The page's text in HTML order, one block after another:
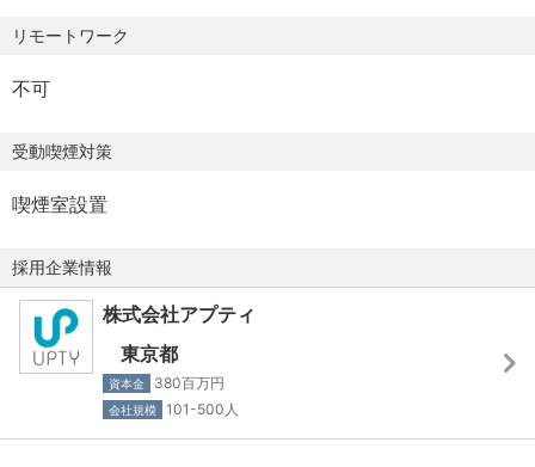
現在、カジュアル面談や会社説明会を含む採用活動は代表
まり・育ち・定着する仕組み」をつくっていただくのが、
このポジションの最大のミッションです。
大きいポジションです。
【担当いただく領域】
グループ人事を本社で統括する立場として、以下を一元的
に設計・運用していただきます。
・採用：グループ採用戦略の立案、選考設計、代表が担う
・役職⼿当
・家族⼿当
――充実した⼿当も働く安⼼に繋がっています！
【各種制度】
・MVP表彰制度
・社内懇親会補助制度
・成績優秀者⾷事会
【福利厚生】
の経験
知識
※当社には下記のような人間はいないため、大変恐れ入りま
すが、下記のような方のご応募はご遠慮ください。
【求めていない人物像】
・斜に構えている人
・シニカルな人
∟皮肉な態度をとる
∟冷笑的
∟他者を見下す
リモートワーク
不可
受動喫煙対策
喫煙室設置
採用企業情報
株式会社アプティ
東京都
資本金 380百万円
会社規模 101-500人